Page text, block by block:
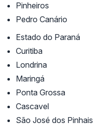
Pinheiros
Pedro Canário
Estado do Paraná
Curitiba
Londrina
Maringá
Ponta Grossa
Cascavel
São José dos Pinhais